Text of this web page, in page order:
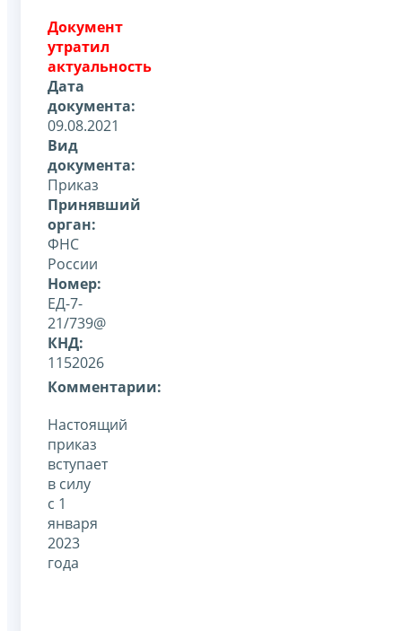
Документ
утратил
актуальность
Дата
документа:
09.08.2021
Вид
документа:
Приказ
Принявший
орган:
ФНС
России
Номер:
ЕД-7-
21/739@
КНД:
1152026
Комментарии:
Настоящий
приказ
вступает
в силу
с 1
января
2023
года